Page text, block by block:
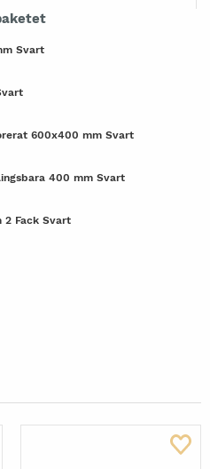
Svart
600x400 mm Svart
400 mm Svart
2 Fack Svart
6 Krokar Svart
900x300 mm Svart